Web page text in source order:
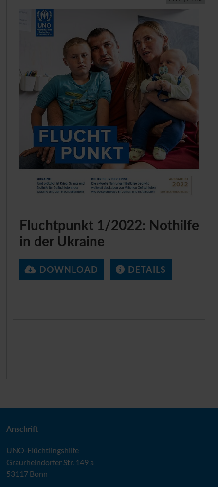
Fluchtpunkt 1/2022: Nothilfe
in der Ukraine
DOWNLOAD DETAILS
Anschrift
UNO-Flüchtlingshilfe
Graurheindorfer Str. 149 a
53117 Bonn